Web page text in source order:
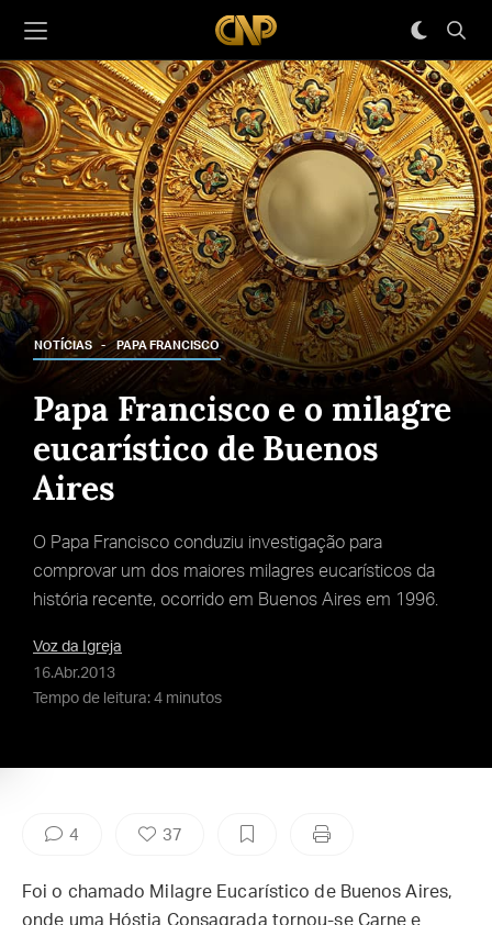
NOTÍCIAS PAPA FRANCISCO
Papa Francisco e o milagre
eucarístico de Buenos
Aires
O Papa Francisco conduziu investigação para
comprovar um dos maiores milagres eucarísticos da
história recente, ocorrido em Buenos Aires em 1996.
Voz da Igreja
16.Abr.2013
Tempo de leitura: 4 minutos
4 37
Foi o chamado Milagre Eucarístico de Buenos Aires,
onde uma Hóstia Consagrada tornou-se Carne e